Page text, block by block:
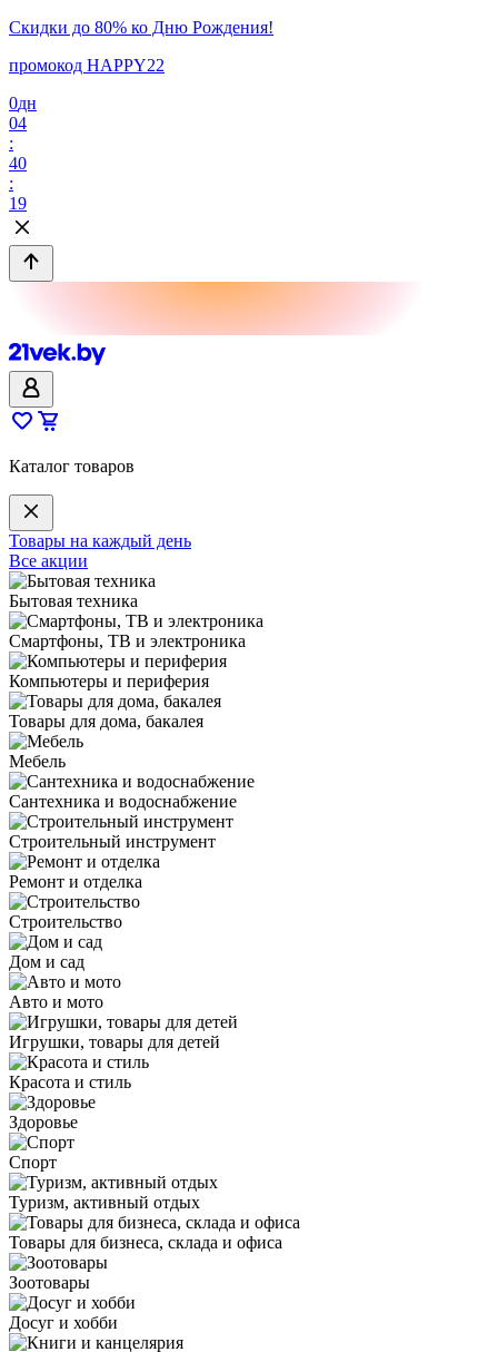
Скидки до 80% ко Дню Рождения!
промокод HAPPY22
0дн
04
:
40
:
19
Каталог товаров
Товары на каждый день
Все акции
Бытовая техника
Смартфоны, ТВ и электроника
Компьютеры и периферия
Товары для дома, бакалея
Мебель
Сантехника и водоснабжение
Строительный инструмент
Ремонт и отделка
Строительство
Дом и сад
Авто и мото
Игрушки, товары для детей
Красота и стиль
Здоровье
Спорт
Туризм, активный отдых
Товары для бизнеса, склада и офиса
Зоотовары
Досуг и хобби